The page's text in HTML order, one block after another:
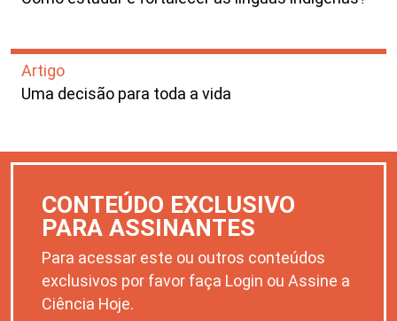
Artigo
Uma decisão para toda a vida
CONTEÚDO EXCLUSIVO
PARA ASSINANTES
Para acessar este ou outros conteúdos
exclusivos por favor faça Login ou Assine a
Ciência Hoje.